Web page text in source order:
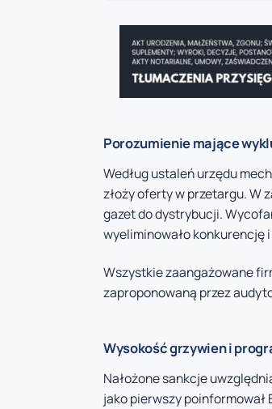
Porozumienie mające
Według ustaleń urzędu
złoży oferty w przetargu. W
gazet do dystrybucji.
wyeliminowało konkurencję
Wszystkie zaangażowane
zaproponowaną przez
Wysokość grzywien i
Nałożone sankcje
jako pierwszy poinformował